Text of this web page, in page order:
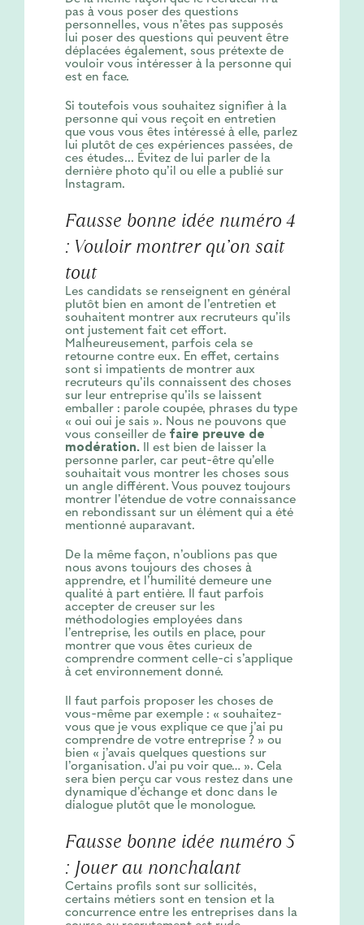
pas à vous poser des questions
personnelles, vous n’êtes pas supposés
lui poser des questions qui peuvent être
déplacées également, sous prétexte de
vouloir vous intéresser à la personne qui
est en face.
Si toutefois vous souhaitez signifier à la
personne qui vous reçoit en entretien
que vous vous êtes intéressé à elle, parlez
lui plutôt de ces expériences passées, de
ces études... Évitez de lui parler de la
dernière photo qu’il ou elle a publié sur
Instagram.
Fausse bonne idée numéro 4
: Vouloir montrer qu’on sait
tout
Les candidats se renseignent en général
plutôt bien en amont de l’entretien et
souhaitent montrer aux recruteurs qu’ils
ont justement fait cet effort.
Malheureusement, parfois cela se
retourne contre eux. En effet, certains
sont si impatients de montrer aux
recruteurs qu’ils connaissent des choses
sur leur entreprise qu’ils se laissent
emballer : parole coupée, phrases du type
« oui oui je sais ». Nous ne pouvons que
vous conseiller defaire preuve de
modération.Il est bien de laisser la
personne parler, car peut-être qu’elle
souhaitait vous montrer les choses sous
un angle différent. Vous pouvez toujours
montrer l’étendue de votre connaissance
en rebondissant sur un élément qui a été
mentionné auparavant.
De la même façon, n’oublions pas que
nous avons toujours des choses à
apprendre, et l’humilité demeure une
qualité à part entière. Il faut parfois
accepter de creuser sur les
méthodologies employées dans
l’entreprise, les outils en place, pour
montrer que vous êtes curieux de
comprendre comment celle-ci s’applique
à cet environnement donné.
Il faut parfois proposer les choses de
vous-même par exemple : « souhaitez-
vous que je vous explique ce que j’ai pu
comprendre de votre entreprise ? » ou
bien « j’avais quelques questions sur
l’organisation. J’ai pu voir que… ». Cela
sera bien perçu car vous restez dans une
dynamique d’échange et donc dans le
dialogue plutôt que le monologue.
Fausse bonne idée numéro 5
: Jouer au nonchalant
Certains profils sont sur sollicités,
certains métiers sont en tension et la
concurrence entre les entreprises dans la